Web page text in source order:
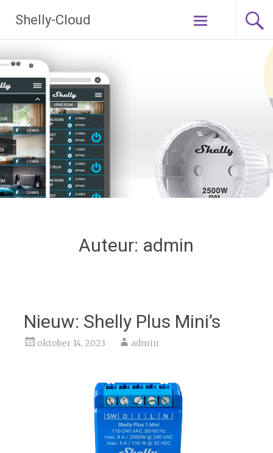
naar
de
Shelly-Cloud
Auteur: admin
Nieuw: Shelly Plus Mini’s
oktober 14, 2023 admin